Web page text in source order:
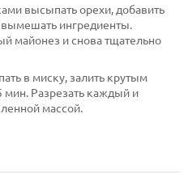
высыпать орехи, добавить
ингредиенты.
майонез и снова тщательно
в миску, залить крутым
мин. Разрезать каждый и
массой.